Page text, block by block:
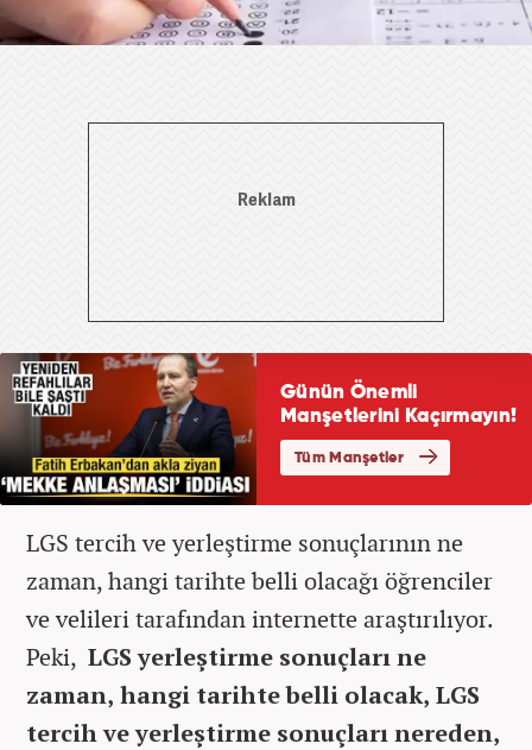
LGS tercih ve yerleştirme sonuçlarının ne
zaman, hangi tarihte belli olacağı öğrenciler
ve velileri tarafından internette araştırılıyor.
Peki, LGS yerleştirme sonuçları ne
zaman, hangi tarihte belli olacak, LGS
tercih ve yerleştirme sonuçları nereden,